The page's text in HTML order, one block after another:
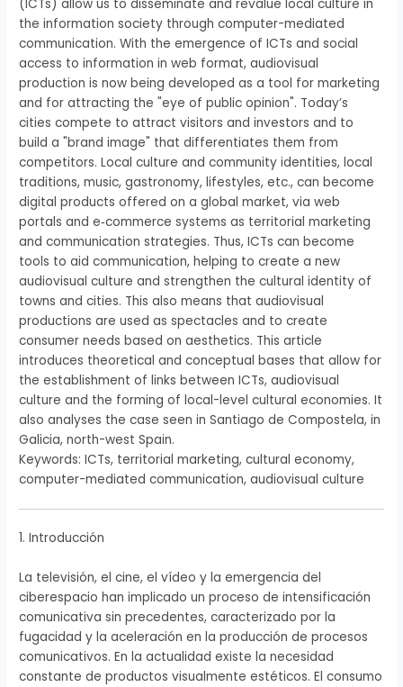
(ICTs) allow us to disseminate and revalue local culture in
the information society through computer-mediated
communication. With the emergence of ICTs and social
access to information in web format, audiovisual
production is now being developed as a tool for marketing
and for attracting the "eye of public opinion". Today’s
cities compete to attract visitors and investors and to
build a "brand image" that differentiates them from
competitors. Local culture and community identities, local
traditions, music, gastronomy, lifestyles, etc., can become
digital products offered on a global market, via web
portals and e‑commerce systems as territorial marketing
and communication strategies. Thus, ICTs can become
tools to aid communication, helping to create a new
audiovisual culture and strengthen the cultural identity of
towns and cities. This also means that audiovisual
productions are used as spectacles and to create
consumer needs based on aesthetics. This article
introduces theoretical and conceptual bases that allow for
the establishment of links between ICTs, audiovisual
culture and the forming of local-level cultural economies. It
also analyses the case seen in Santiago de Compostela, in
Galicia, north-west Spain.
Keywords: ICTs, territorial marketing, cultural economy,
computer-mediated communication, audiovisual culture
1. Introducción
La televisión, el cine, el vídeo y la emergencia del
ciberespacio han implicado un proceso de intensificación
comunicativa sin precedentes, caracterizado por la
fugacidad y la aceleración en la producción de procesos
comunicativos. En la actualidad existe la necesidad
constante de productos visualmente estéticos. El consumo